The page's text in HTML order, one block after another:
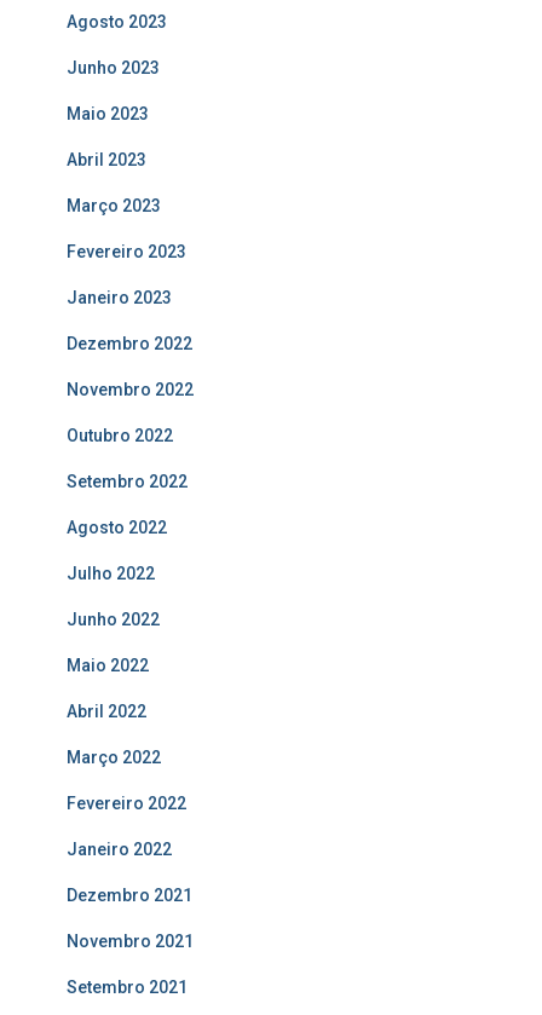
Agosto 2023
Junho 2023
Maio 2023
Abril 2023
Março 2023
Fevereiro 2023
Janeiro 2023
Dezembro 2022
Novembro 2022
Outubro 2022
Setembro 2022
Agosto 2022
Julho 2022
Junho 2022
Maio 2022
Abril 2022
Março 2022
Fevereiro 2022
Janeiro 2022
Dezembro 2021
Novembro 2021
Setembro 2021